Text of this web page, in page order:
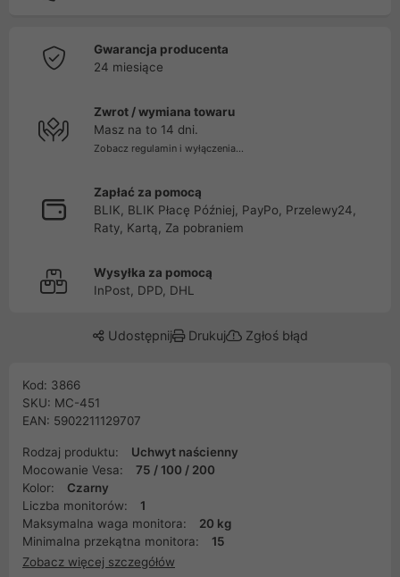
Gwarancja producenta
24 miesiące
Zwrot / wymiana towaru
Masz na to 14 dni.
Zobacz regulamin i wyłączenia...
Zapłać za pomocą
BLIK, BLIK Płacę Później, PayPo, Przelewy24,
Raty, Kartą, Za pobraniem
Wysyłka za pomocą
InPost, DPD, DHL
Udostępnij Drukuj Zgłoś błąd
Kod: 3866
SKU: MC-451
EAN: 5902211129707
Rodzaj produktu:
Uchwyt naścienny
Mocowanie Vesa:
75 / 100 / 200
Kolor:
Czarny
Liczba monitorów:
1
Maksymalna waga monitora:
20 kg
Minimalna przekątna monitora:
15
Zobacz więcej szczegółów